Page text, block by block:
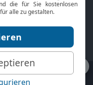
TV-Empfang
Datenschutz
Fakten Bibel TV App